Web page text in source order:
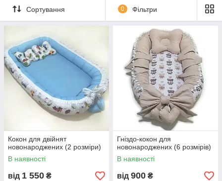
Сортування 0 Фільтри
Кокон для двійнят
новонароджених (2 розміри)
В наявності
від 1 550 ₴
Гніздо-кокон для
новонароджених (6 розмірів)
В наявності
від 900 ₴